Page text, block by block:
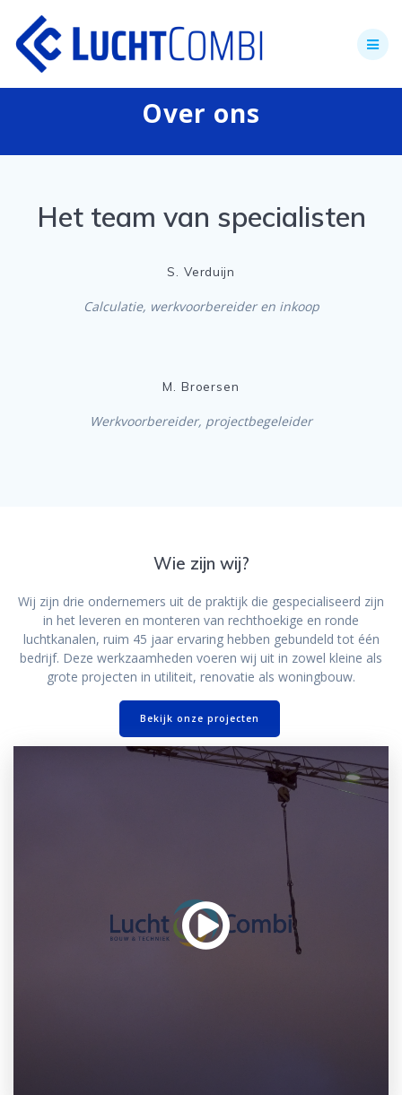
to
content
Over ons
Het team van specialisten
S. Verduijn
Calculatie, werkvoorbereider en inkoop
M. Broersen
Werkvoorbereider, projectbegeleider
Wie zijn wij?
Wij zijn drie ondernemers uit de praktijk die gespecialiseerd zijn
in het leveren en monteren van rechthoekige en ronde
luchtkanalen, ruim 45 jaar ervaring hebben gebundeld tot één
bedrijf. Deze werkzaamheden voeren wij uit in zowel kleine als
grote projecten in utiliteit, renovatie als woningbouw.
Bekijk onze projecten